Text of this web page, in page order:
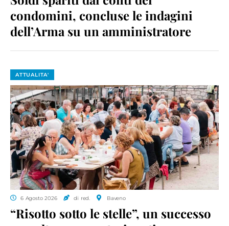
condomini, concluse le indagini
dell’Arma su un amministratore
ATTUALITA'
6 Agosto 2026 di red. Baveno
“Risotto sotto le stelle”, un successo